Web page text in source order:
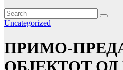
Uncategorized
ПРИМО-